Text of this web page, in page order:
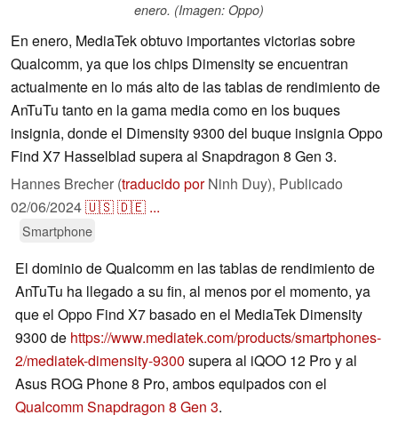
enero. (Imagen: Oppo)
En enero, MediaTek obtuvo importantes victorias sobre
Qualcomm, ya que los chips Dimensity se encuentran
actualmente en lo más alto de las tablas de rendimiento de
AnTuTu tanto en la gama media como en los buques
insignia, donde el Dimensity 9300 del buque insignia Oppo
Find X7 Hasselblad supera al Snapdragon 8 Gen 3.
Hannes Brecher (traducido porNinh Duy), Publicado
02/06/2024🇺🇸🇩🇪 ...
Smartphone
El dominio de Qualcomm en las tablas de rendimiento de
AnTuTu ha llegado a su fin, al menos por el momento, ya
que el Oppo Find X7 basado en el MediaTek Dimensity
9300 de https://www.mediatek.com/products/smartphones-
2/mediatek-dimensity-9300 supera al iQOO 12 Pro y al
Asus ROG Phone 8 Pro, ambos equipados con el
Qualcomm Snapdragon 8 Gen 3.